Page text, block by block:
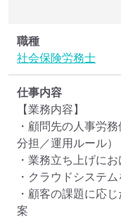
職種
社会保険労務士
仕事内容
【業務内容】
・顧問先の人事労
分担／運用ルール）
・業務立ち上げに
・クラウドシステ
・顧客の課題に応
案